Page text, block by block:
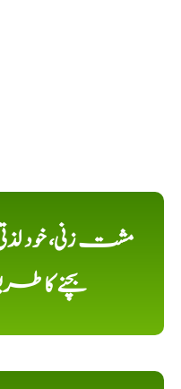
مشت زنی، خود
بچنے کا